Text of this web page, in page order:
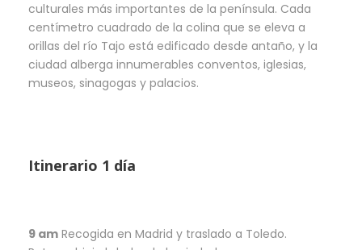
culturales más importantes de la península. Cada
centímetro cuadrado de la colina que se eleva a
orillas del río Tajo está edificado desde antaño, y la
ciudad alberga innumerables conventos, iglesias,
museos, sinagogas y palacios.
Itinerario 1 día
9 am Recogida en Madrid y traslado a Toledo.